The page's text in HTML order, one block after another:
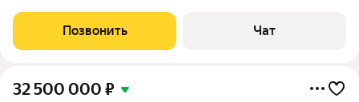
Рядом с метро. В доме есть подземный паркинг. У
собственника есть парковочное место
Позвонить Чат
32 500 000 ₽